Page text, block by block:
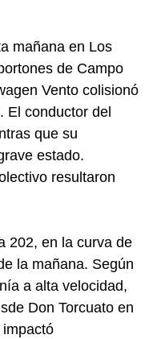
mañana en Los
de Campo
Vento colisionó
El conductor del
que su
estado.
resultaron
202, en la curva de
la mañana. Según
a alta velocidad,
Don Torcuato en